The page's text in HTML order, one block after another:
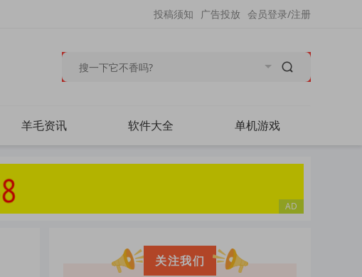
会员登录/注册
广告投放
投稿须知
羊毛资讯 软件大全 单机游戏
关注我们